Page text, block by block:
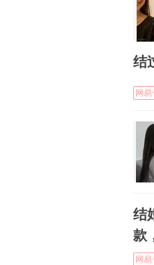
结
网易
结
款
网易